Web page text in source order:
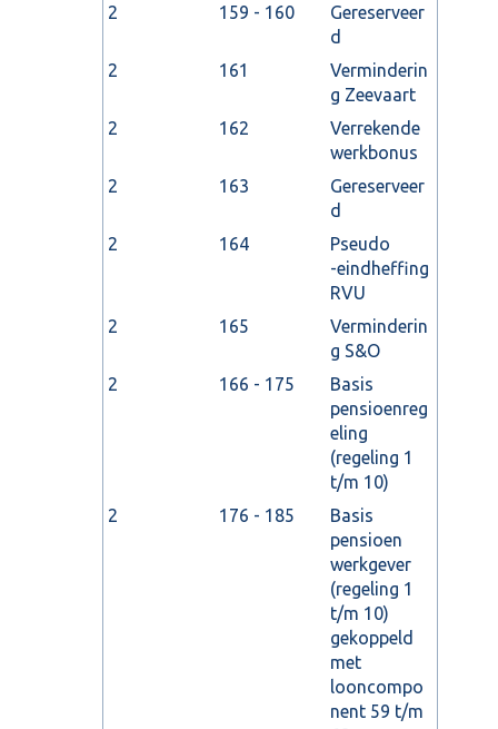
2 159 - 160
Gereserveer
d
2
161
Verminderin
g Zeevaart
2
162
Verrekende
werkbonus
2
163
Gereserveer
d
2
164
Pseudo
-eindheffing
RVU
2
165
Verminderin
g S&O
2
166 - 175
Basis
pensioenreg
eling
(regeling 1
t/m 10)
2
176 - 185
Basis
pensioen
werkgever
(regeling 1
t/m 10)
gekoppeld
met
looncompo
nent 59 t/m